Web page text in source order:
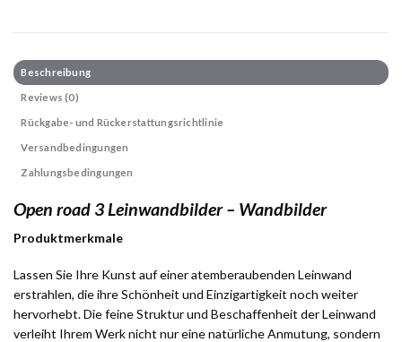
Beschreibung
Reviews (0)
Rückgabe- und Rückerstattungsrichtlinie
Versandbedingungen
Zahlungsbedingungen
Open road 3 Leinwandbilder – Wandbilder
Produktmerkmale
Lassen Sie Ihre Kunst auf einer atemberaubenden Leinwand
erstrahlen, die ihre Schönheit und Einzigartigkeit noch weiter
hervorhebt. Die feine Struktur und Beschaffenheit der Leinwand
verleiht Ihrem Werk nicht nur eine natürliche Anmutung, sondern